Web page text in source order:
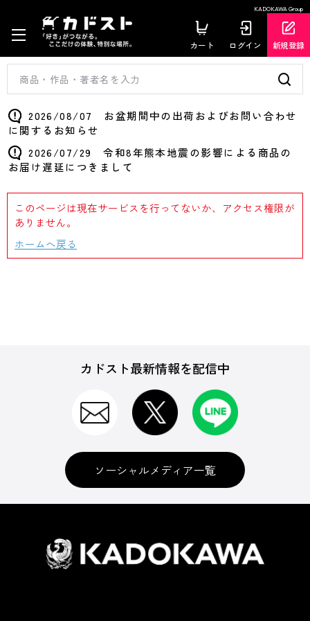
KADOKAWA Group
カート ログイン 新規登録
2026/08/07 お盆期間中の出荷およびお問い合わせ
に関するお知らせ
2026/07/29 令和8年熊本地震の影響による商品の
お届け遅延につきまして
このページは現在サービスを行ってないか、アクセス権限が
ありません。
ホームへ戻る
カドスト最新情報を配信中
ソーシャルメディア一覧